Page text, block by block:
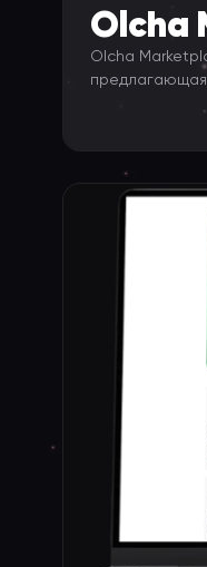
Olcha
Olcha